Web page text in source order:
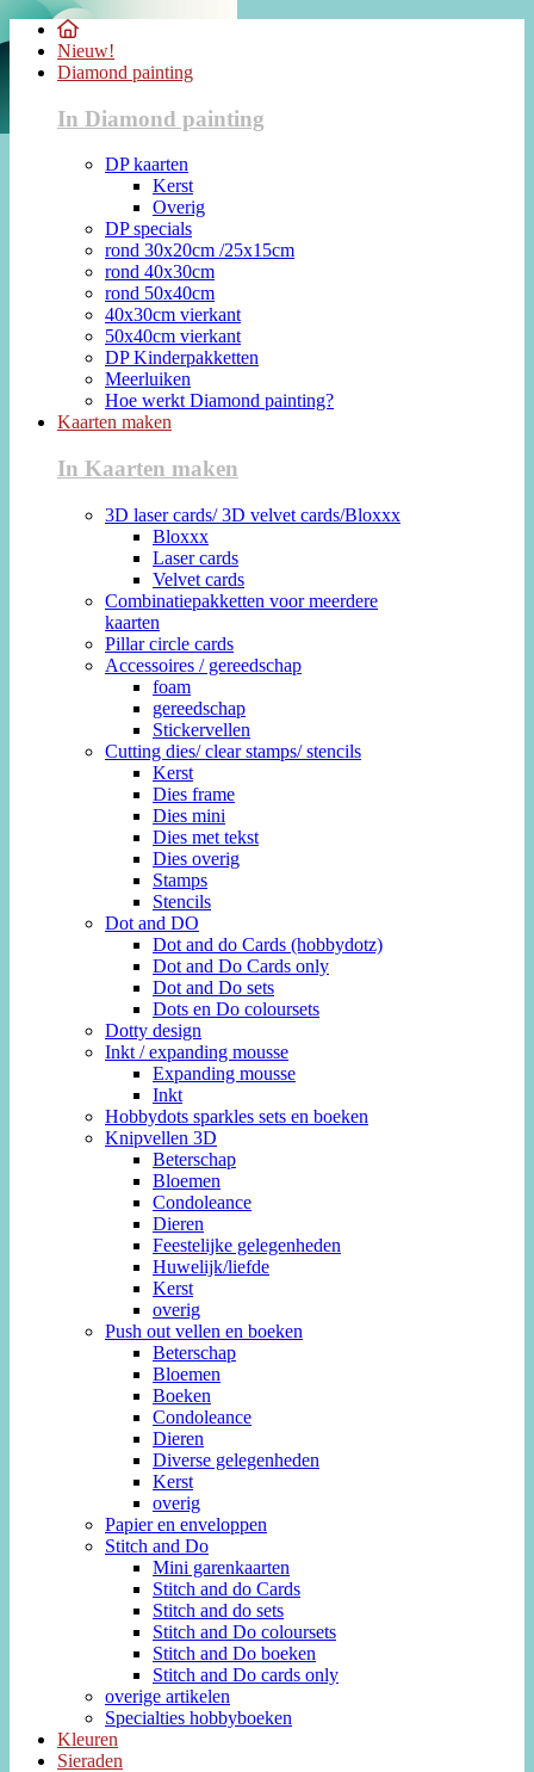
Nieuw!
Diamond painting
In Diamond painting
DP kaarten
Kerst
Overig
DP specials
rond 30x20cm /25x15cm
rond 40x30cm
rond 50x40cm
40x30cm vierkant
50x40cm vierkant
DP Kinderpakketten
Meerluiken
Hoe werkt Diamond painting?
Kaarten maken
In Kaarten maken
3D laser cards/ 3D velvet cards/Bloxxx
Bloxxx
Laser cards
Velvet cards
Combinatiepakketten voor meerdere
kaarten
Pillar circle cards
Accessoires / gereedschap
foam
gereedschap
Stickervellen
Cutting dies/ clear stamps/ stencils
Kerst
Dies frame
Dies mini
Dies met tekst
Dies overig
Stamps
Stencils
Dot and DO
Dot and do Cards (hobbydotz)
Dot and Do Cards only
Dot and Do sets
Dots en Do coloursets
Dotty design
Inkt / expanding mousse
Expanding mousse
Inkt
Hobbydots sparkles sets en boeken
Knipvellen 3D
Beterschap
Bloemen
Condoleance
Dieren
Feestelijke gelegenheden
Huwelijk/liefde
Kerst
overig
Push out vellen en boeken
Beterschap
Bloemen
Boeken
Condoleance
Dieren
Diverse gelegenheden
Kerst
overig
Papier en enveloppen
Stitch and Do
Mini garenkaarten
Stitch and do Cards
Stitch and do sets
Stitch and Do coloursets
Stitch and Do boeken
Stitch and Do cards only
overige artikelen
Specialties hobbyboeken
Kleuren
Sieraden